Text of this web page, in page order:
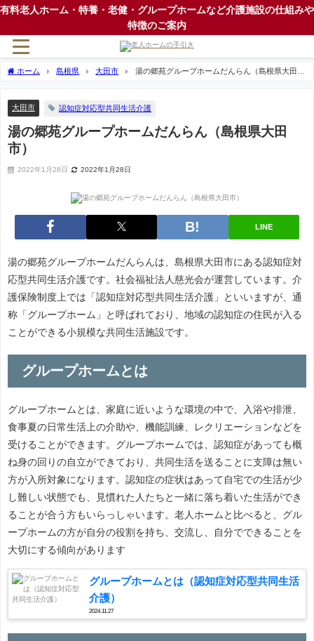
有料老人ホーム・特養・老健・グループホームなど介護施設の仕組みや
特徴のご案内
ホーム 島根県 大田市
湯の郷苑グループホームだんらん（島根県大田
大田市 認知症対応型共同生活介護
湯の郷苑グループホームだんらん（島根県大田
市）
2022年1月28日 2022年1月28日
LINE
湯の郷苑グループホームだんらんは、島根県大田市にある認知症対
応型共同生活介護です。社会福祉法人慈光会が運営しています。介
護保険制度上では「認知症対応型共同生活介護」といいますが、通
称「グループホーム」と呼ばれており、地域の認知症の住民が入る
ことができる小規模な共同生活施設です。
グループホームとは
グループホームとは、家庭に近いような環境の中で、入浴や排泄、
食事夏の日常生活上の介助や、機能訓練、レクリエーションなどを
受けることができます。グループホームでは、認知症があっても概
ね身の回りの自立ができており、共同生活を送ることに支障は無い
方が入所対象になります。認知症の症状はあって自宅での生活が少
し難しい状態でも、見慣れた人たちと一緒に落ち着いた生活ができ
ることが合う方もいらっしゃいます。老人ホームと比べると、グル
ープホームの方が自分の役割を持ち、交流し、自分でできることを
大切にする傾向があります
グループホームとは（認知症対応型共同生活
介護）
2024.11.27